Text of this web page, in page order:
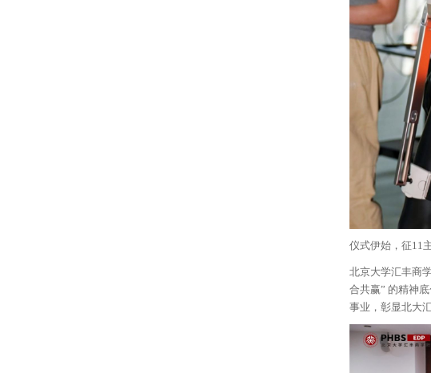
仪式伊始，征11
北京大学汇丰商
合共赢” 的精神
事业，彰显北大